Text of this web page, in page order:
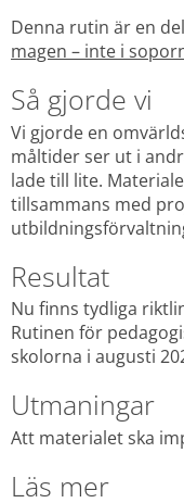
Denna rutin är en
magen – inte i
Så gjorde vi
Vi gjorde en
måltider ser ut i
lade till lite.
tillsammans med
Resultat
Nu finns tydliga
Rutinen för
skolorna i augusti
Utmaningar
Att materialet ska
Läs mer